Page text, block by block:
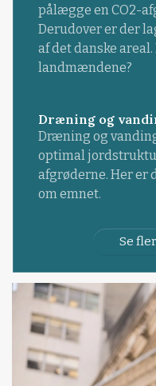
pålægge en CO2-
Derudover er der
af det danske
landmændene?
Dræning og
Dræning og
optimal
afgrøderne. Her er
om emnet.
Se